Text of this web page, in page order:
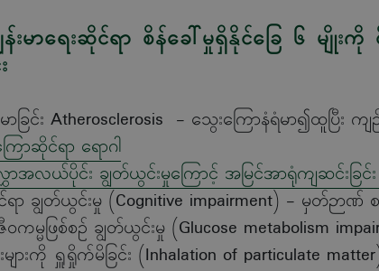
မာရေးဆိုင်ရာ စိန်ခေါ်မှုရှိနိုင်ခြေ ၆ မျိုး
ခြင်း Atherosclerosis - သွေးကြောနံရံမာ၍ထူပြီး ကျဉ်
ောဆိုင်ရာ ရောဂါ
ာအလယ်ပိုင်း ချွတ်ယွင်းမှုကြောင့် အမြင်အာရုံကျဆင်းခြင်း
ာ ချွတ်ယွင်းမှု (Cognitive impairment) - မှတ်ဉာဏ်
မ္မဖြစ်စဉ် ချွတ်ယွင်းမှု (Glucose metabolism
ျားကို ရှူရှိုက်မိခြင်း (Inhalation of particulate